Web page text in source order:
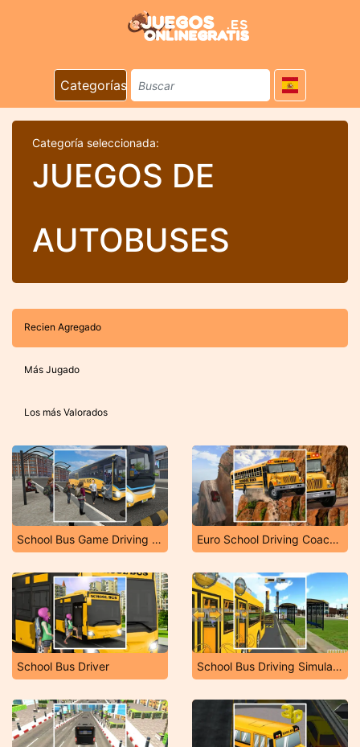
Categorías
Categoría seleccionada:
JUEGOS DE
AUTOBUSES
Recien Agregado
Más Jugado
Los más Valorados
School Bus Game Driving Sim Euro School Driving Coach 3D
School Bus Driver School Bus Driving Simulator 2019